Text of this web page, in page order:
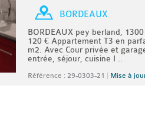
BORDEAUX
BORDEAUX pey berland,
120 € Appartement T3 en
m2. Avec Cour privée et
entrée, séjour, cuisine I ..
Référence : 29-0303-21 Mise à